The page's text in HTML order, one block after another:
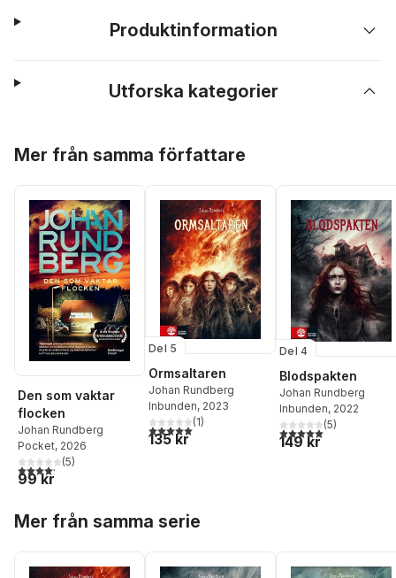
Produktinformation
Utforska kategorier
Mer från samma författare
Den som vaktar
flocken
Johan Rundberg
Pocket, 2026
4,2utav 5 stjärnor. Totalt antal röster:
(5)
99 kr
Del 5
Ormsaltaren
Johan Rundberg
Inbunden, 2023
5,0utav 5 stjärnor. Totalt antal röster:
(1)
135 kr
Del 4
Blodspakten
Johan Rundberg
Inbunden, 2022
5,0utav 5 stjärnor.
(5)
149 kr
Mer från samma serie